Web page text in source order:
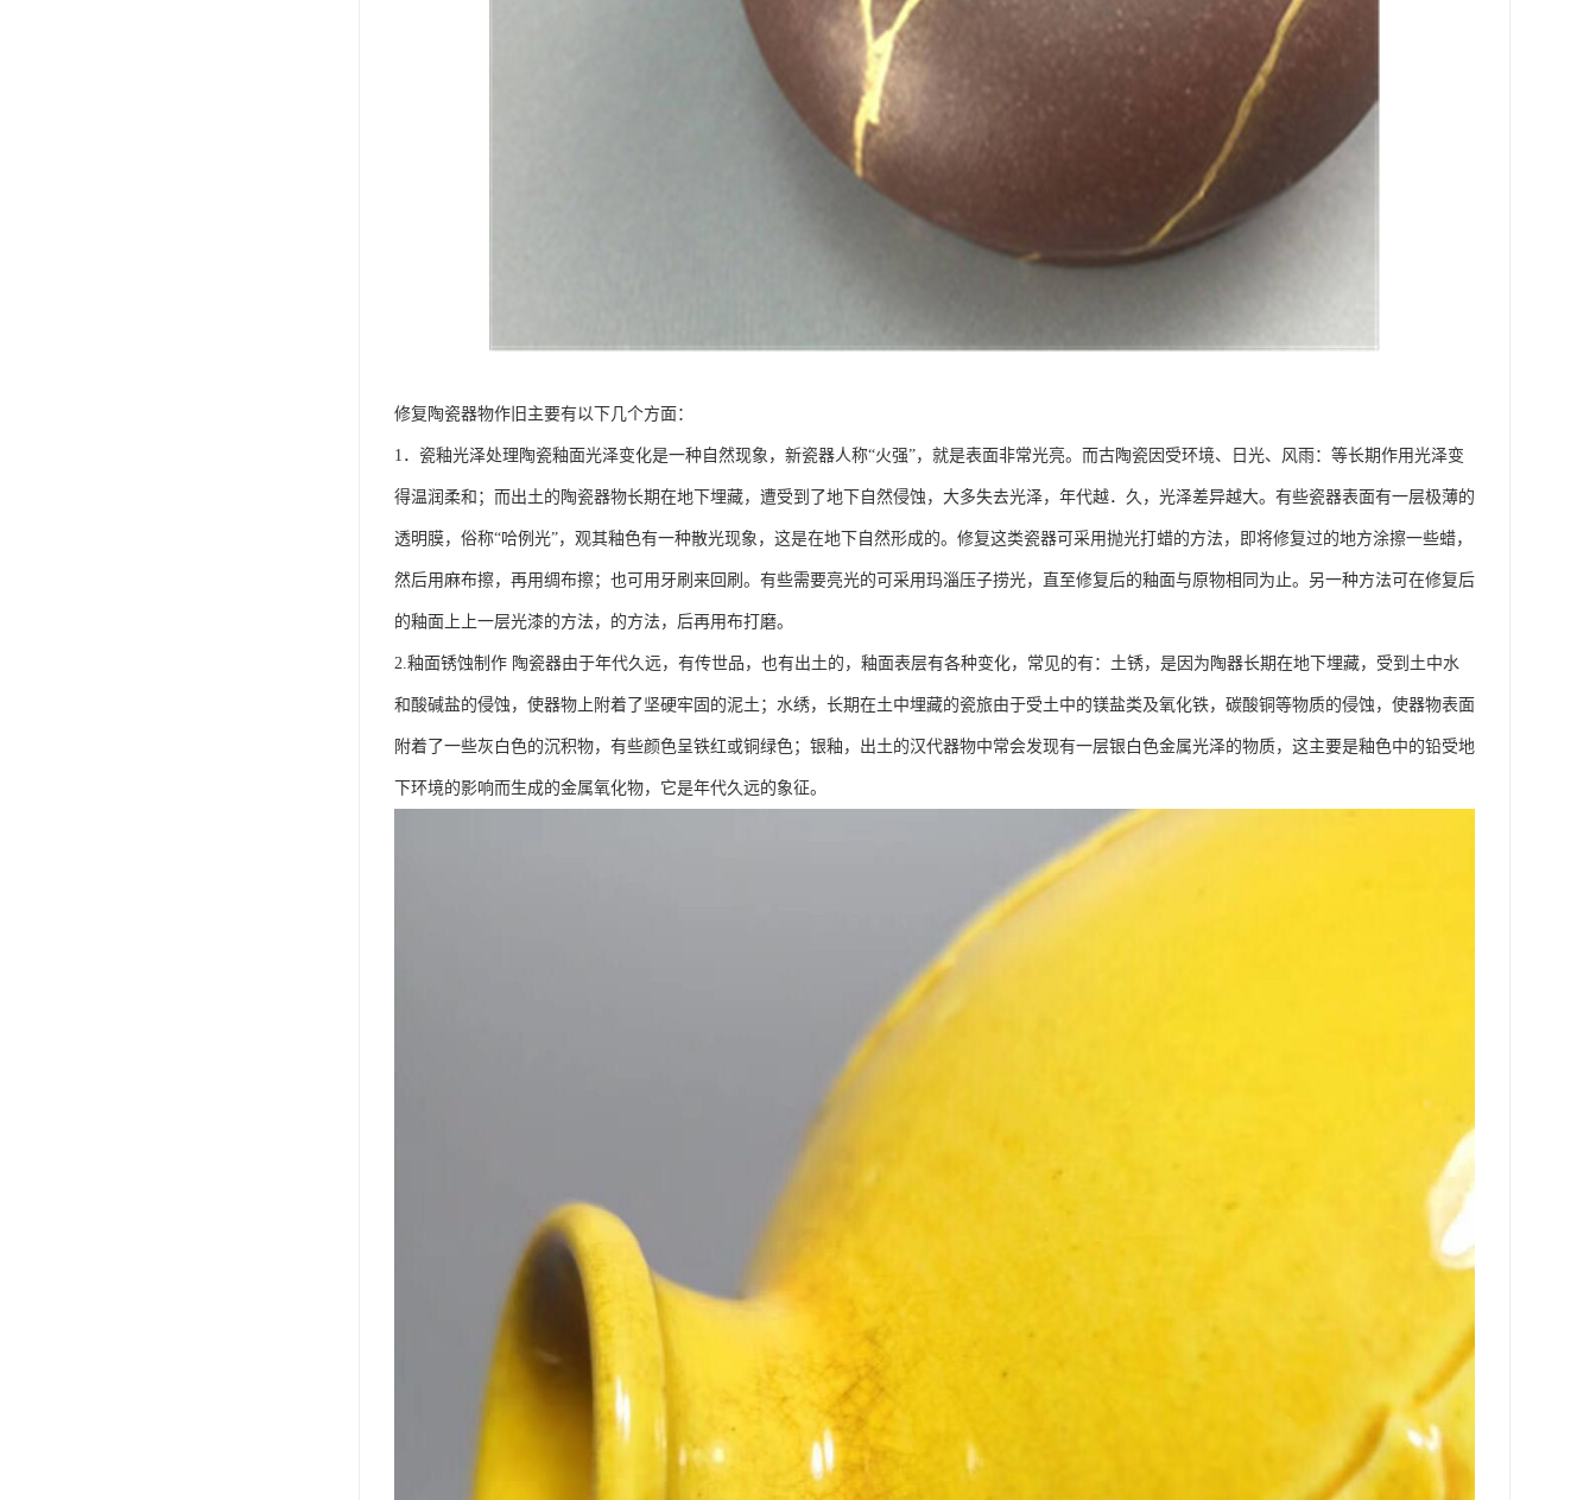
修复陶瓷器物作旧主要有以下几个方面：
1．瓷釉光泽处理陶瓷釉面光泽变化是一种自然现象，新瓷器人称“火强”，就是表面非常光亮。而古陶瓷因受环境、日光、风雨：等长期作用光泽变
得温润柔和；而出土的陶瓷器物长期在地下埋藏，遭受到了地下自然侵蚀，大多失去光泽，年代越．久，光泽差异越大。有些瓷器表面有一层极薄的
透明膜，俗称“哈例光”，观其釉色有一种散光现象，这是在地下自然形成的。修复这类瓷器可采用抛光打蜡的方法，即将修复过的地方涂擦一些蜡，
然后用麻布擦，再用绸布擦；也可用牙刷来回刷。有些需要亮光的可采用玛淄压子捞光，直至修复后的釉面与原物相同为止。另一种方法可在修复后
的釉面上上一层光漆的方法，的方法，后再用布打磨。
2.釉面锈蚀制作 陶瓷器由于年代久远，有传世品，也有出土的，釉面表层有各种变化，常见的有：土锈，是因为陶器长期在地下埋藏，受到土中水
和酸碱盐的侵蚀，使器物上附着了坚硬牢固的泥土；水绣，长期在土中埋藏的瓷旅由于受土中的镁盐类及氧化铁，碳酸铜等物质的侵蚀，使器物表面
附着了一些灰白色的沉积物，有些颜色呈铁红或铜绿色；银釉，出土的汉代器物中常会发现有一层银白色金属光泽的物质，这主要是釉色中的铅受地
下环境的影响而生成的金属氧化物，它是年代久远的象征。